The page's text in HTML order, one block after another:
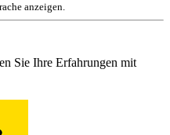
anzeigen.
Sie Ihre Erfahrungen mit